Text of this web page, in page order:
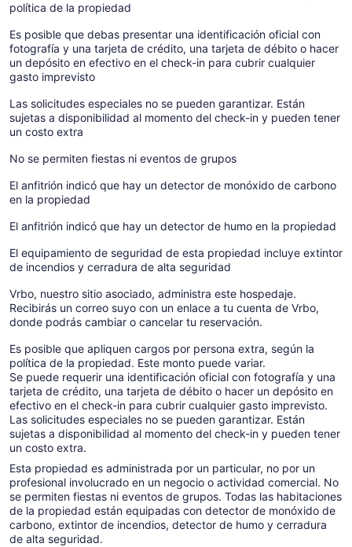
política de la propiedad
Es posible que debas presentar una identificación oficial con
fotografía y una tarjeta de crédito, una tarjeta de débito o hacer
un depósito en efectivo en el check-in para cubrir cualquier
gasto imprevisto
Las solicitudes especiales no se pueden garantizar. Están
sujetas a disponibilidad al momento del check-in y pueden tener
un costo extra
No se permiten fiestas ni eventos de grupos
El anfitrión indicó que hay un detector de monóxido de carbono
en la propiedad
El anfitrión indicó que hay un detector de humo en la propiedad
El equipamiento de seguridad de esta propiedad incluye extintor
de incendios y cerradura de alta seguridad
Vrbo, nuestro sitio asociado, administra este hospedaje.
Recibirás un correo suyo con un enlace a tu cuenta de Vrbo,
donde podrás cambiar o cancelar tu reservación.
Es posible que apliquen cargos por persona extra, según la
política de la propiedad. Este monto puede variar.
Se puede requerir una identificación oficial con fotografía y una
tarjeta de crédito, una tarjeta de débito o hacer un depósito en
efectivo en el check-in para cubrir cualquier gasto imprevisto.
Las solicitudes especiales no se pueden garantizar. Están
sujetas a disponibilidad al momento del check-in y pueden tener
un costo extra.
Esta propiedad es administrada por un particular, no por un
profesional involucrado en un negocio o actividad comercial. No
se permiten fiestas ni eventos de grupos. Todas las habitaciones
de la propiedad están equipadas con detector de monóxido de
carbono, extintor de incendios, detector de humo y cerradura
de alta seguridad.